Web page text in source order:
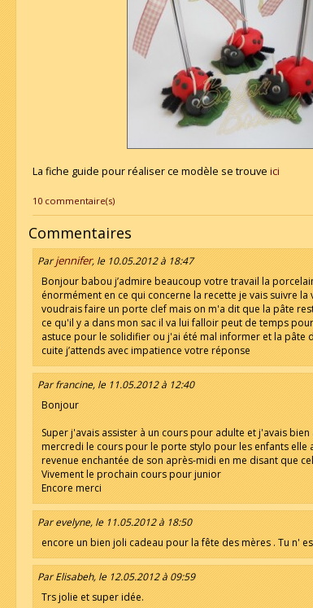
La fiche guide pour réaliser ce modèle se trouve ici
10 commentaire(s)
Commentaires
Parjennifer, le 10.05.2012 à 18:47
Bonjour babou j’admire beaucoup votre travail la
énormément en ce qui concerne la recette je vais suivre la
voudrais faire un porte clef mais on m'a dit que la pâte
ce qu'il y a dans mon sac il va lui falloir peut de temps
astuce pour le solidifier ou j'ai été mal informer et la pâte
cuite j’attends avec impatience votre réponse
Par francine, le 11.05.2012 à 12:40
Bonjour
Super j'avais assister à un cours pour adulte et j'avais
mercredi le cours pour le porte stylo pour les enfants elle
revenue enchantée de son après-midi en me disant que
Vivement le prochain cours pour junior
Encore merci
Par evelyne, le 11.05.2012 à 18:50
encore un bien joli cadeau pour la fête des mères . Tu n'
Par Elisabeh, le 12.05.2012 à 09:59
Trs jolie et super idée.